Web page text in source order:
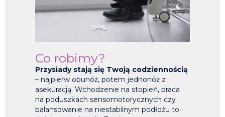
Co robimy?
Przysiady stają się Twoją codziennością
– najpierw obunóż, potem jednonóż z
asekuracją. Wchodzenie na stopień, praca
na poduszkach sensomotorycznych czy
balansowanie na niestabilnym podłożu to